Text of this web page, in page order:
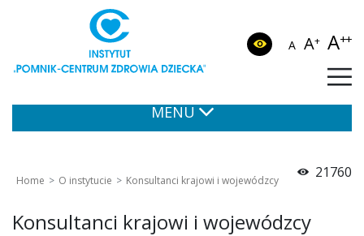
A A+ A++
MENU
Home O instytucie Konsultanci krajowi i wojewódzcy 21760
Konsultanci krajowi i wojewódzcy